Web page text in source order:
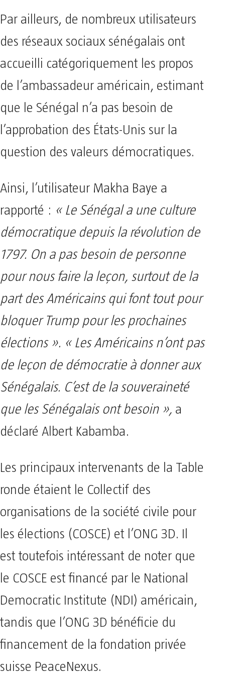
Par ailleurs, de nombreux utilisateurs
des réseaux sociaux sénégalais ont
accueilli catégoriquement les propos
de l’ambassadeur américain, estimant
que le Sénégal n’a pas besoin de
l’approbation des États-Unis sur la
question des valeurs démocratiques.
Ainsi, l’utilisateur Makha Baye a
rapporté : « Le Sénégal a une culture
démocratique depuis la révolution de
1797. On a pas besoin de personne
pour nous faire la leçon, surtout de la
part des Américains qui font tout pour
bloquer Trump pour les prochaines
élections ». « Les Américains n’ont pas
de leçon de démocratie à donner aux
Sénégalais. C’est de la souveraineté
que les Sénégalais ont besoin », a
déclaré Albert Kabamba.
Les principaux intervenants de la Table
ronde étaient le Collectif des
organisations de la société civile pour
les élections (COSCE) et l’ONG 3D. Il
est toutefois intéressant de noter que
le COSCE est financé par le National
Democratic Institute (NDI) américain,
tandis que l’ONG 3D bénéficie du
financement de la fondation privée
suisse PeaceNexus.